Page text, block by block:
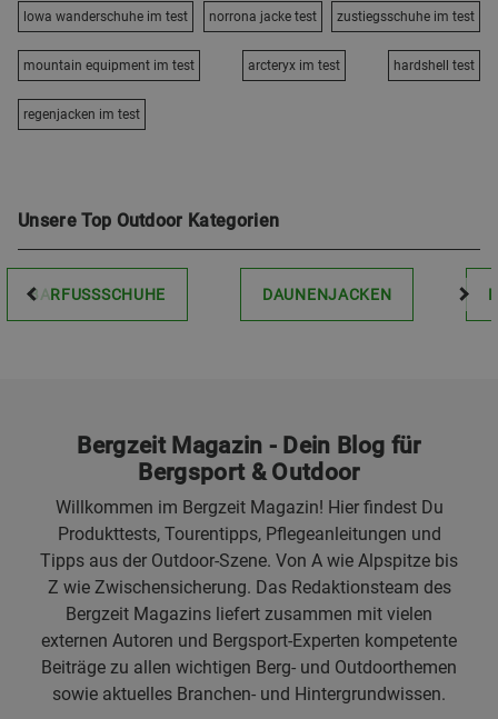
lowa wanderschuhe im test norrona jacke test zustiegsschuhe im test
mountain equipment im test arcteryx im test hardshell test
regenjacken im test
Unsere Top Outdoor Kategorien
BARFUSSSCHUHE DAUNENJACKEN
Bergzeit Magazin - Dein Blog für
Bergsport & Outdoor
Willkommen im Bergzeit Magazin! Hier findest Du
Produkttests, Tourentipps, Pflegeanleitungen und
Tipps aus der Outdoor-Szene. Von A wie Alpspitze bis
Z wie Zwischensicherung. Das Redaktionsteam des
Bergzeit Magazins liefert zusammen mit vielen
externen Autoren und Bergsport-Experten kompetente
Beiträge zu allen wichtigen Berg- und Outdoorthemen
sowie aktuelles Branchen- und Hintergrundwissen.